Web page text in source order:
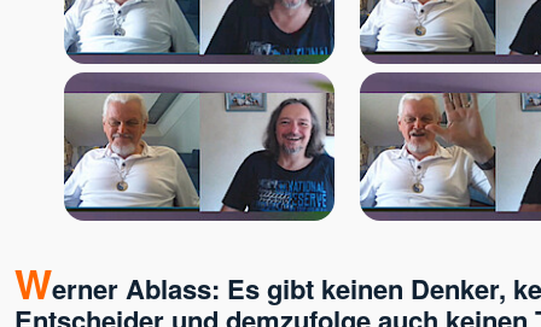
Werner Ablass: Es gibt keinen Denker,